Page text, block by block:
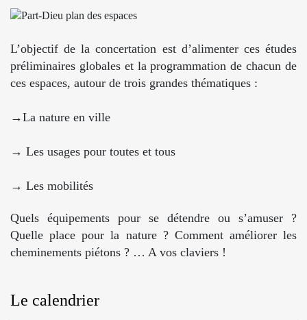
L’objectif de la concertation est d’alimenter ces études
préliminaires globales et la programmation de chacun de
ces espaces, autour de trois grandes thématiques :
→La nature en ville
→ Les usages pour toutes et tous
→ Les mobilités
Quels équipements pour se détendre ou s’amuser ?
Quelle place pour la nature ? Comment améliorer les
cheminements piétons ? … A vos claviers !
Le calendrier